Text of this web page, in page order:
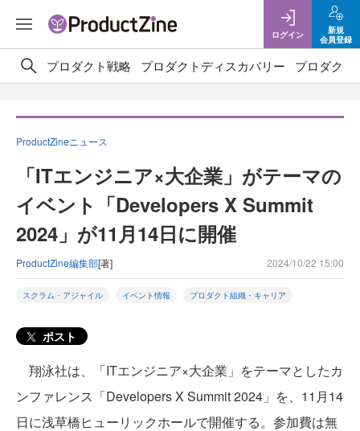
ログイン
新規
会員登録
プロダクト戦略 プロダクトディスカバリー プロダクト
ProductZineニュース
「ITエンジニア×大企業」がテーマの
イベント「Developers X Summit
2024」が11月14日に開催
ProductZine編集部[著] 2024/10/22 15:00
スクラム・アジャイル イベント情報 プロダクト組織・キャリア
ポスト
翔泳社は、「ITエンジニア×大企業」をテーマとしたカ
ンファレンス「Developers X Summit 2024」を、11月14
日に浅草橋ヒューリックホールで開催する。参加費は無